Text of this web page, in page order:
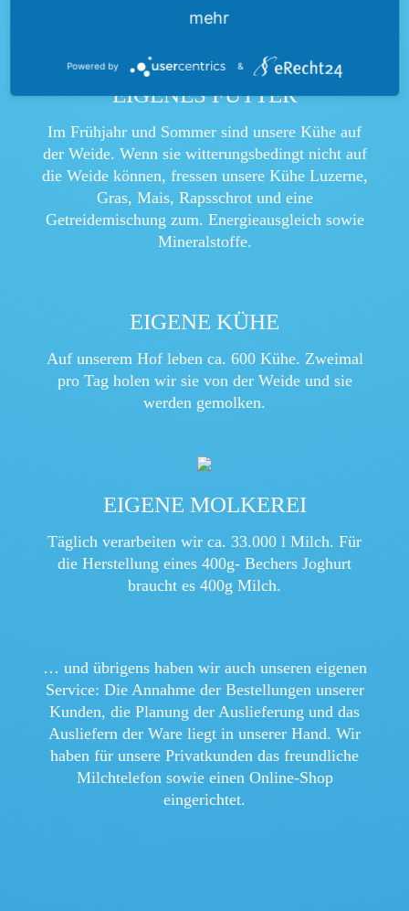
EIGENES FUTTER
Im Frühjahr und Sommer sind unsere Kühe auf
der Weide. Wenn sie witterungsbedingt nicht auf
die Weide können, fressen unsere Kühe Luzerne,
Gras, Mais, Rapsschrot und eine
Getreidemischung zum. Energieausgleich sowie
Mineralstoffe.
EIGENE KÜHE
Auf unserem Hof leben ca. 600 Kühe. Zweimal
pro Tag holen wir sie von der Weide und sie
werden gemolken.
EIGENE MOLKEREI
Täglich verarbeiten wir ca. 33.000 l Milch. Für
die Herstellung eines 400g- Bechers Joghurt
braucht es 400g Milch.
… und übrigens haben wir auch unseren eigenen
Service: Die Annahme der Bestellungen unserer
Kunden, die Planung der Auslieferung und das
Ausliefern der Ware liegt in unserer Hand. Wir
haben für unsere Privatkunden das freundliche
Milchtelefon sowie einen Online-Shop
eingerichtet.
mehr
Powered by &